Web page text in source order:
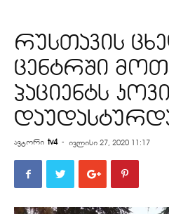
რუსთავის
ცენტრში
პაციენტს
ავტორი tv4 - ივლისი 27, 2020 11:17